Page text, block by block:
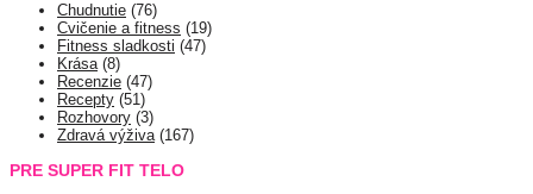
Chudnutie (76)
Cvičenie a fitness (19)
Fitness sladkosti (47)
Krása(8)
Recenzie (47)
Recepty (51)
Rozhovory (3)
Zdravá výživa(167)
PRE SUPER FIT TELO